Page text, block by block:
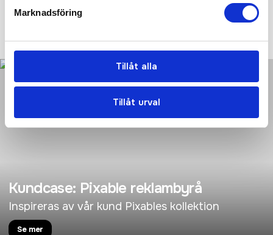
Marknadsföring
Tillåt alla
Tillåt urval
Kundcase: Pixable reklambyrå
Inspireras av vår kund Pixables kollektion
Se mer